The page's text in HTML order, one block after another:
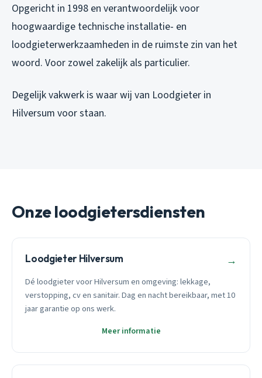
Opgericht in 1998 en verantwoordelijk voor
hoogwaardige technische installatie- en
loodgieterwerkzaamheden in de ruimste zin van het
woord. Voor zowel zakelijk als particulier.
Degelijk vakwerk is waar wij van Loodgieter in
Hilversum voor staan.
Onze loodgietersdiensten
Loodgieter Hilversum →
Dé loodgieter voor Hilversum en omgeving: lekkage,
verstopping, cv en sanitair. Dag en nacht bereikbaar, met 10
jaar garantie op ons werk.
Meer informatie